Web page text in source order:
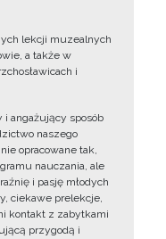
lekcji muzealnych
a także w
i
i angażujący sposób
naszego
opracowane tak,
nauczania, ale
i pasję młodych
ciekawe prelekcje,
kontakt z zabytkami
przygodą i